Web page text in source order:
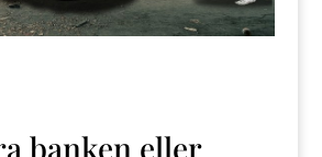
banken eller